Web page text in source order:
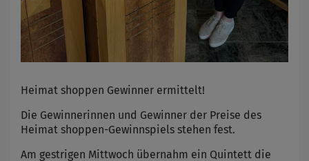
Heimat shoppen Gewinner ermittelt!
Die Gewinnerinnen und Gewinner der Preise des
Heimat shoppen-Gewinnspiels stehen fest.
Am gestrigen Mittwoch übernahm ein Quintett die